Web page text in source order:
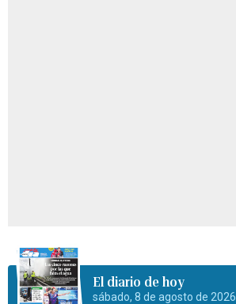
El diario de hoy
sábado, 8 de agosto de 2026